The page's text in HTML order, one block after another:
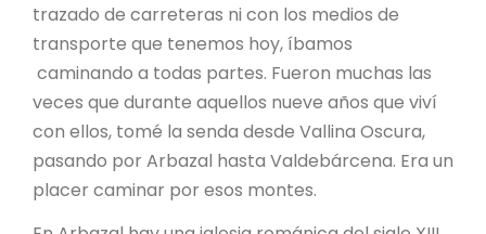
trazado de carreteras ni con los medios de
transporte que tenemos hoy, íbamos
caminando a todas partes. Fueron muchas las
veces que durante aquellos nueve años que viví
con ellos, tomé la senda desde Vallina Oscura,
pasando por Arbazal hasta Valdebárcena. Era un
placer caminar por esos montes.